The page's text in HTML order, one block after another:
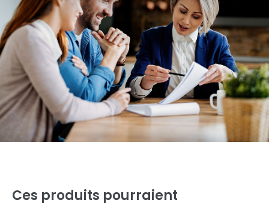
Ces produits pourraient